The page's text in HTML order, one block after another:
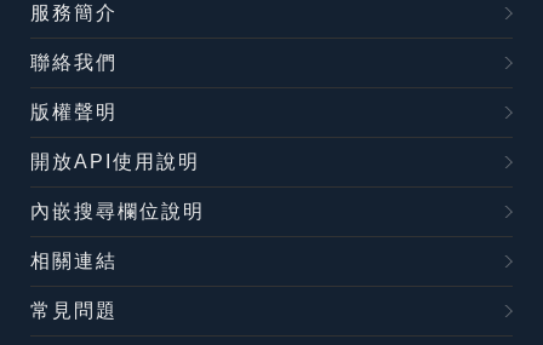
服務簡介
聯絡我們
版權聲明
開放API使用說明
內嵌搜尋欄位說明
相關連結
常見問題